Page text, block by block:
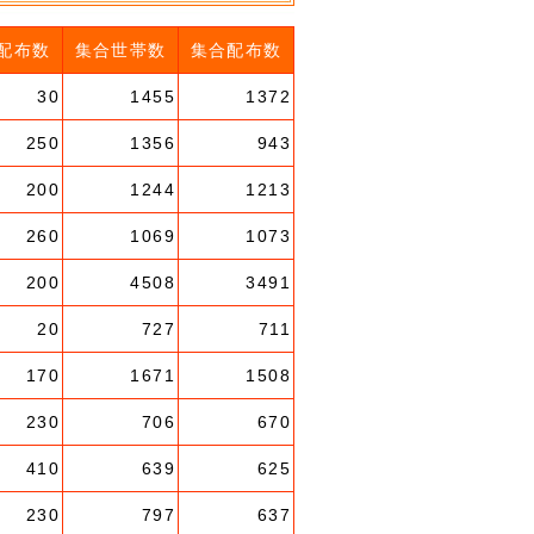
布数 集合世帯数 集合配布数
30 1455 1372
250 1356 943
200 1244 1213
260 1069 1073
200 4508 3491
20 727 711
170 1671 1508
230 706 670
410 639 625
230 797 637